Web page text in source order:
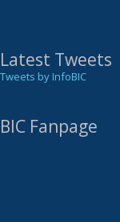
Latest Tweets
Tweets by InfoBIC
BIC Fanpage